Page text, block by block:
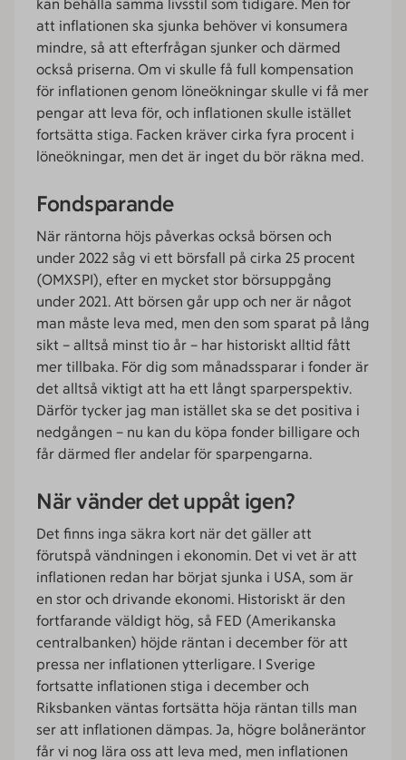
kan behålla samma livsstil som tidigare. Men för
att inflationen ska sjunka behöver vi konsumera
mindre, så att efterfrågan sjunker och därmed
också priserna. Om vi skulle få full kompensation
för inflationen genom löneökningar skulle vi få mer
pengar att leva för, och inflationen skulle istället
fortsätta stiga. Facken kräver cirka fyra procent i
löneökningar, men det är inget du bör räkna med.
Fondsparande
När räntorna höjs påverkas också börsen och
under 2022 såg vi ett börsfall på cirka 25 procent
(OMXSPI), efter en mycket stor börsuppgång
under 2021. Att börsen går upp och ner är något
man måste leva med, men den som sparat på lång
sikt – alltså minst tio år – har historiskt alltid fått
mer tillbaka. För dig som månadssparar i fonder är
det alltså viktigt att ha ett långt sparperspektiv.
Därför tycker jag man istället ska se det positiva i
nedgången – nu kan du köpa fonder billigare och
får därmed fler andelar för sparpengarna.
När vänder det uppåt igen?
Det finns inga säkra kort när det gäller att
förutspå vändningen i ekonomin. Det vi vet är att
inflationen redan har börjat sjunka i USA, som är
en stor och drivande ekonomi. Historiskt är den
fortfarande väldigt hög, så FED (Amerikanska
centralbanken) höjde räntan i december för att
pressa ner inflationen ytterligare. I Sverige
fortsatte inflationen stiga i december och
Riksbanken väntas fortsätta höja räntan tills man
ser att inflationen dämpas. Ja, högre bolåneräntor
får vi nog lära oss att leva med, men inflationen